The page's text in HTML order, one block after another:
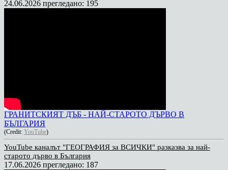
24.06.2026 прегледано: 195
ГРАНИТСКИЯТ ДЪБ - НАЙ-СТАРОТО ДЪРВО В
БЪЛГАРИЯ
(Credit: YouTube)
YouTube каналът "ГЕОГРАФИЯ за ВСИЧКИ" разказва за най-
старото дърво в България
17.06.2026 прегледано: 187